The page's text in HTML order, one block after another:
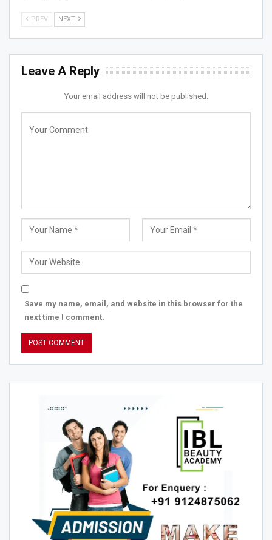
PREV NEXT
Leave A Reply
Your email address will not be published.
Save my name, email, and website in this browser for the
next time I comment.